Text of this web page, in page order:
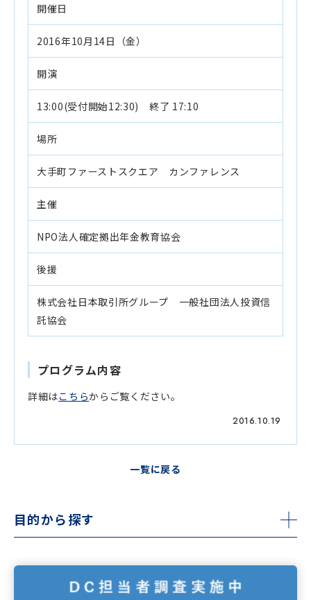
開催日
2016年10月14日（金）
開演
13:00(受付開始12:30) 終了 17:10
場所
大手町ファーストスクエア カンファレンス
主催
NPO法人確定拠出年金教育協会
後援
株式会社日本取引所グループ 一般社団法人投資信
託協会
プログラム内容
詳細はこちらからご覧ください。
2016.10.19
一覧に戻る
目的から探す